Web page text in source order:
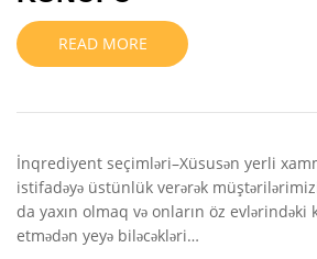
READ MORE
İnqrediyent seçimləri–Xüsusən yerli
istifadəyə üstünlük verərək
da yaxın olmaq və onların öz evlərindəki
etmədən yeyə biləcəkləri…